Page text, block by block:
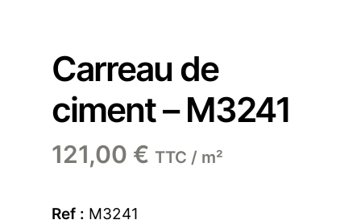
Carreau de
ciment – M3241
121,00 € TTC / m²
Ref : M3241